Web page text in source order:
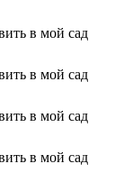
в мой сад
в мой сад
в мой сад
в мой сад